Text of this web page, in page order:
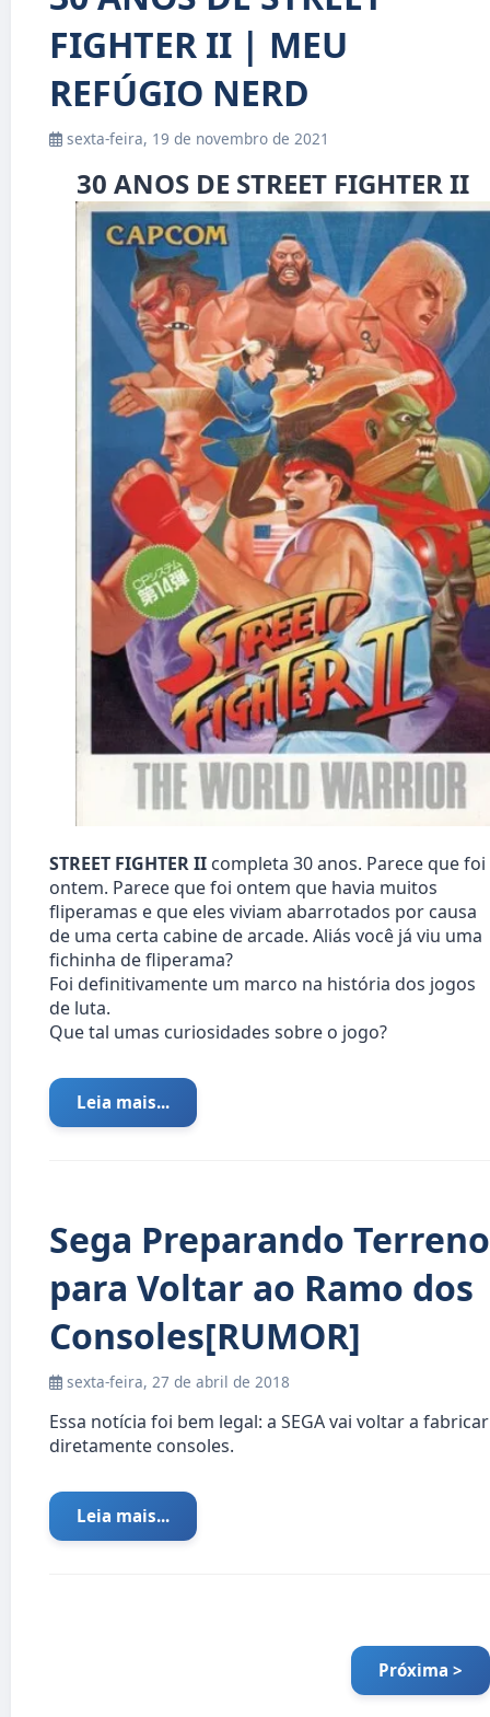
FIGHTER II | MEU
REFÚGIO NERD
sexta-feira, 19 de novembro de 2021
30 ANOS DE STREET FIGHTER II
STREET FIGHTER II completa 30 anos. Parece que foi
ontem. Parece que foi ontem que havia muitos
fliperamas e que eles viviam abarrotados por causa
de uma certa cabine de arcade. Aliás você já viu uma
fichinha de fliperama?
Foi definitivamente um marco na história dos jogos
de luta.
Que tal umas curiosidades sobre o jogo?
Leia mais...
Sega Preparando Terreno
para Voltar ao Ramo dos
Consoles[RUMOR]
sexta-feira, 27 de abril de 2018
Essa notícia foi bem legal: a SEGA vai voltar a fabricar
diretamente consoles.
Leia mais...
Próxima >